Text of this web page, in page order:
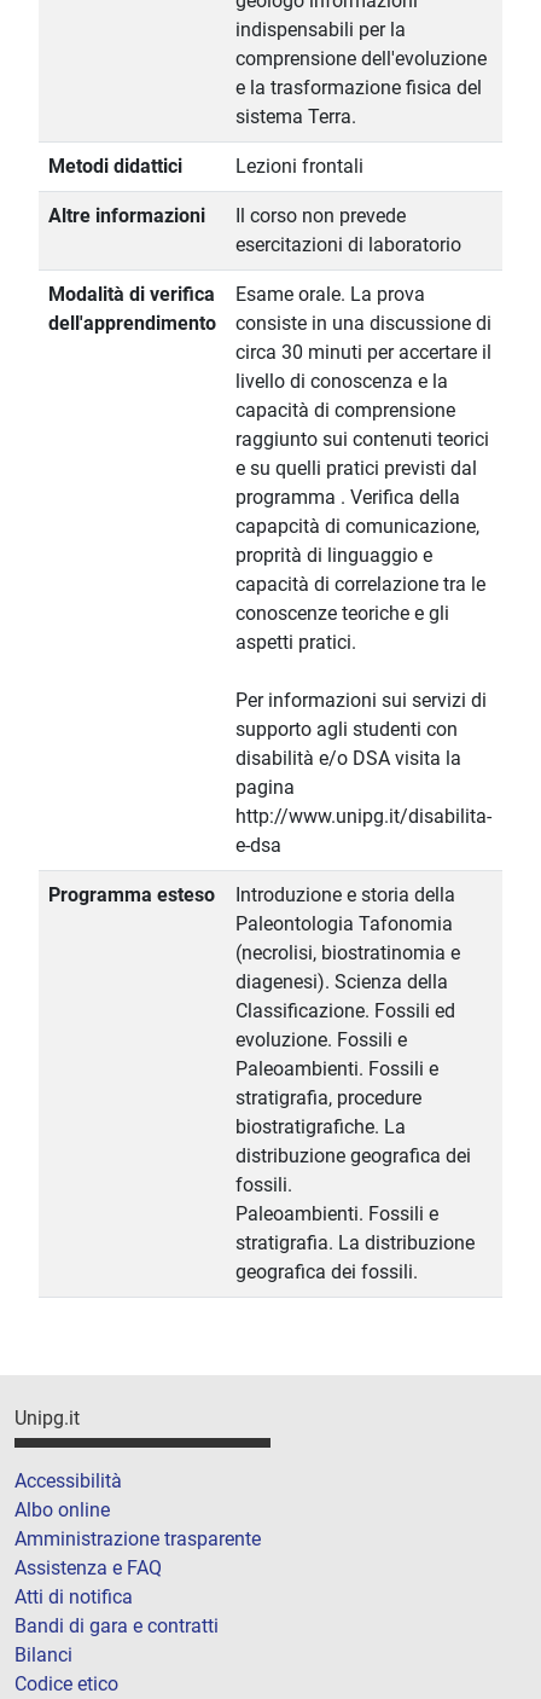
indispensabili per la
comprensione dell'evoluzione
e la trasformazione fisica del
sistema Terra.
Metodi didattici Lezioni frontali
Altre informazioni
Il corso non prevede
esercitazioni di laboratorio
Modalità di verifica
dell'apprendimento
Esame orale. La prova
consiste in una discussione di
circa 30 minuti per accertare il
livello di conoscenza e la
capacità di comprensione
raggiunto sui contenuti teorici
e su quelli pratici previsti dal
programma . Verifica della
capapcità di comunicazione,
proprità di linguaggio e
capacità di correlazione tra le
conoscenze teoriche e gli
aspetti pratici.
Per informazioni sui servizi di
supporto agli studenti con
disabilità e/o DSA visita la
pagina
http://www.unipg.it/disabilita-
e-dsa
Programma esteso
Introduzione e storia della
Paleontologia Tafonomia
(necrolisi, biostratinomia e
diagenesi). Scienza della
Classificazione. Fossili ed
evoluzione. Fossili e
Paleoambienti. Fossili e
stratigrafia, procedure
biostratigrafiche. La
distribuzione geografica dei
fossili.
Paleoambienti. Fossili e
stratigrafia. La distribuzione
geografica dei fossili.
Unipg.it
Accessibilità
Albo online
Amministrazione trasparente
Assistenza e FAQ
Atti di notifica
Bandi di gara e contratti
Bilanci
Codice etico